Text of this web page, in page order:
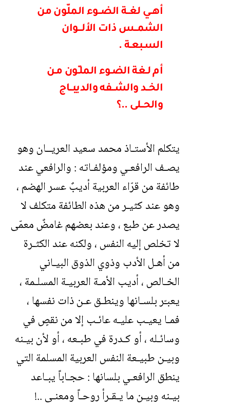
أهــي لغــة الضــوء الملّون من
الشمــس ذات الألـــوان
السـبعـة .
أم لـغة الضـوء الملـّون مـن
الخــد والشــفه والديبــاج
والحــلى ..؟
يتكلم الأستـاذ محمد سعيد العريــان وهو
يصـف الرافعـي ومؤلفـاته : والرافعي عند
طائفة من قرّاء العربية أديبٌ عسر الهضم ،
وهو عند كثيـر من هذه الطائفة متكلف لا
يصدر عن طبع ، وعند بعضهم غامضٌ معمّى
لا تخلص إليه النفس ، ولكنه عند الكثـرة
من أهـل الأدب وذوي الذوق البيـاني
الخـالص ، أديب الأمـة العربيـة المسلـمة ،
يعبـّر بلسـانها وينطـق عـن ذات نفسها ،
فمـا يعيـب عليـه عائـب إلا من نقصٍ في
وسائـله ، أو كـدرة في طبـعه ، أو لأن بيـنه
وبيـن طبيـعة النفس العربية المسلمة التي
ينطق الرافعـي بلسانها : حجـاباً يبـاعد
بيـنه وبيـن ما يـقـرأ روحـاً ومعنـى ..!